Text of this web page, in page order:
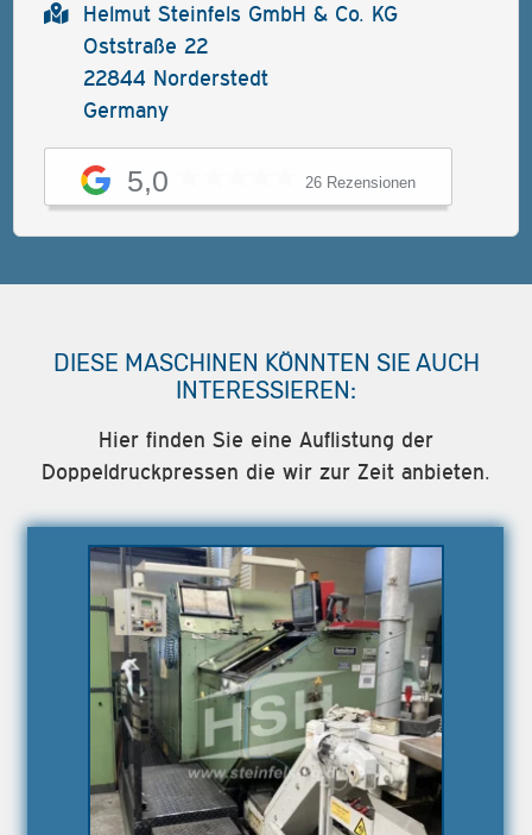
Helmut Steinfels GmbH & Co. KG
Oststraße 22
22844 Norderstedt
Germany
5,0 26 Rezensionen
DIESE MASCHINEN KÖNNTEN SIE AUCH
INTERESSIEREN:
Hier finden Sie eine Auflistung der
Doppeldruckpressen die wir zur Zeit anbieten.